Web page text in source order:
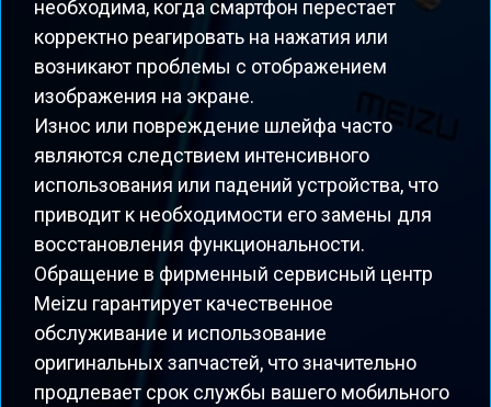
необходима, когда смартфон перестает
корректно реагировать на нажатия или
возникают проблемы с отображением
изображения на экране.
Износ или повреждение шлейфа часто
являются следствием интенсивного
использования или падений устройства, что
приводит к необходимости его замены для
восстановления функциональности.
Обращение в фирменный сервисный центр
Meizu гарантирует качественное
обслуживание и использование
оригинальных запчастей, что значительно
продлевает срок службы вашего мобильного